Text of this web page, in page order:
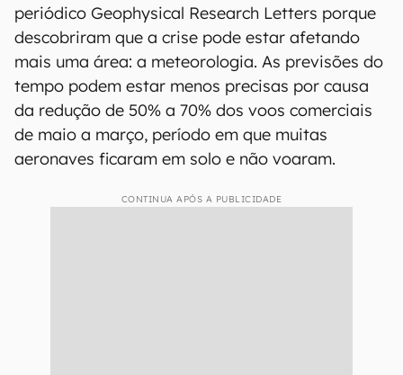
periódico Geophysical Research Letters porque
descobriram que a crise pode estar afetando
mais uma área: a meteorologia. As previsões do
tempo podem estar menos precisas por causa
da redução de 50% a 70% dos voos comerciais
de maio a março, período em que muitas
aeronaves ficaram em solo e não voaram.
CONTINUA APÓS A PUBLICIDADE